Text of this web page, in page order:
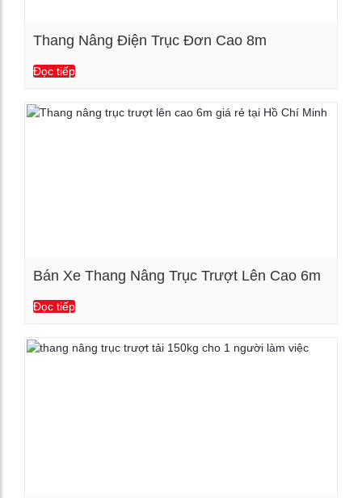
Thang Nâng Điện Trục Đơn Cao 8m
Đọc tiếp
Bán Xe Thang Nâng Trục Trượt Lên Cao 6m
Đọc tiếp